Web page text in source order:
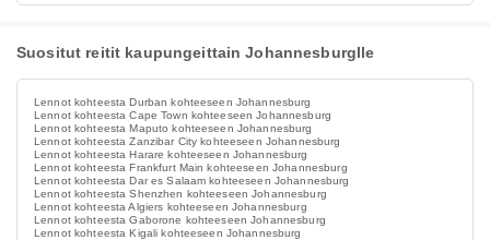
Suositut reitit kaupungeittain Johannesburglle
Lennot kohteesta Durban kohteeseen Johannesburg
Lennot kohteesta Cape Town kohteeseen Johannesburg
Lennot kohteesta Maputo kohteeseen Johannesburg
Lennot kohteesta Zanzibar City kohteeseen Johannesburg
Lennot kohteesta Harare kohteeseen Johannesburg
Lennot kohteesta Frankfurt Main kohteeseen Johannesburg
Lennot kohteesta Dar es Salaam kohteeseen Johannesburg
Lennot kohteesta Shenzhen kohteeseen Johannesburg
Lennot kohteesta Algiers kohteeseen Johannesburg
Lennot kohteesta Gaborone kohteeseen Johannesburg
Lennot kohteesta Kigali kohteeseen Johannesburg